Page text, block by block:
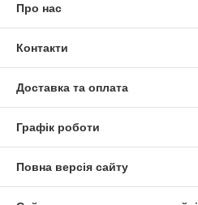
Про нас
Контакти
Доставка та оплата
Графік роботи
Повна версія сайту